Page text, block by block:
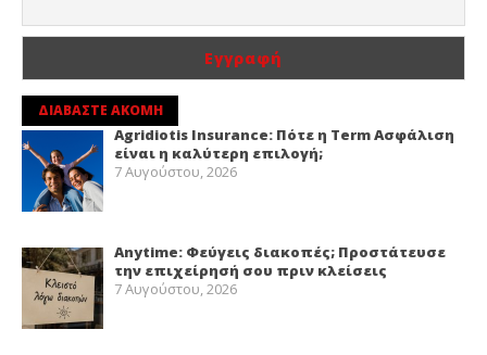
ΔΙΑΒΑΣΤΕ ΑΚΟΜΗ
Agridiotis Insurance: Πότε η Term Ασφάλιση
είναι η καλύτερη επιλογή;
7 Αυγούστου, 2026
Anytime: Φεύγεις διακοπές; Προστάτευσε
την επιχείρησή σου πριν κλείσεις
7 Αυγούστου, 2026